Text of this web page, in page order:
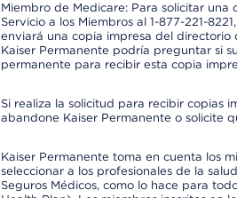
Miembro de Medicare: Para solicitar
Servicio a los Miembros al 1-877-221-
enviará una copia impresa del
Kaiser Permanente podría preguntar si
permanente para recibir esta copia
Si realiza la solicitud para recibir copias
abandone Kaiser Permanente o solicite
Kaiser Permanente toma en cuenta los
seleccionar a los profesionales de la
Seguros Médicos, como lo hace para